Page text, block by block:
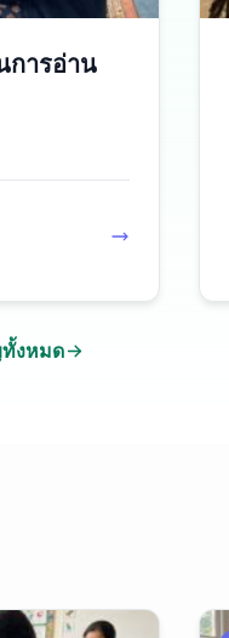
การอ่าน
งหมด